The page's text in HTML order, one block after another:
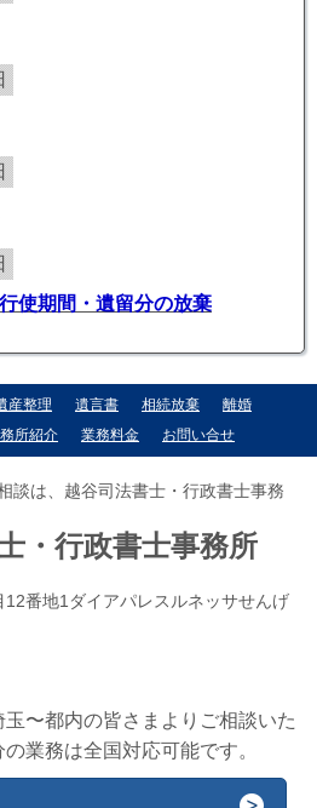
使期間・遺留分の放棄
産整理 遺言書 相続放棄
離婚
所紹介 業務料金 お問い合せ
談は、越谷司法書士・行政書士事務
・行政書士事務所
番地1ダイアパレスルネッサせんげ
〜都内の皆さまよりご相談いた
業務は全国対応可能です。